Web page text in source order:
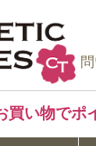
買い物でポ